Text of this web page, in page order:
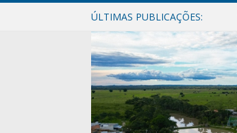
ÚLTIMAS PUBLICAÇÕES: